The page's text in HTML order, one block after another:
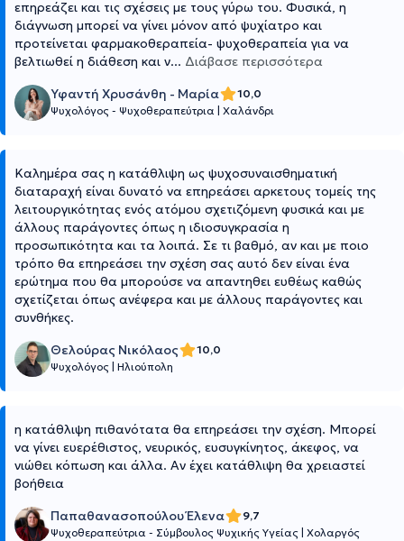
επηρεάζει και τις σχέσεις με τους γύρω του. Φυσικά, η
διάγνωση μπορεί να γίνει μόνον από ψυχίατρο και
προτείνεται φαρμακοθεραπεία- ψυχοθεραπεία για να
βελτιωθεί η διάθεση και ν... Διάβασε περισσότερα
Υφαντή Χρυσάνθη - Μαρία
10,0
Ψυχολόγος - Ψυχοθεραπεύτρια
Χαλάνδρι
Καλημέρα σας η κατάθλιψη ως ψυχοσυναισθηματική
διαταραχή είναι δυνατό να επηρεάσει αρκετους τομείς της
λειτουργικότητας ενός ατόμου σχετιζόμενη φυσικά και με
άλλους παράγοντες όπως η ιδιοσυγκρασία η
προσωπικότητα και τα λοιπά. Σε τι βαθμό, αν και με ποιο
τρόπο θα επηρεάσει την σχέση σας αυτό δεν είναι ένα
ερώτημα που θα μπορούσε να απαντηθει ευθέως καθώς
σχετίζεται όπως ανέφερα και με άλλους παράγοντες και
συνθήκες.
Θελούρας Νικόλαος
10,0
Ψυχολόγος Ηλιούπολη
η κατάθλιψη πιθανότατα θα επηρεάσει την σχέση. Μπορεί
να γίνει ευερέθιστος, νευρικός, ευσυγκίνητος, άκεφος, να
νιώθει κόπωση και άλλα. Αν έχει κατάθλιψη θα χρειαστεί
βοήθεια
Παπαθανασοπούλου Έλενα
9,7
Ψυχοθεραπεύτρια - Σύμβουλος Ψυχικής Υγείας Χολαργός